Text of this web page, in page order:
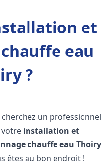
et
eau
?
cherchez un professionnel
installation et
chauffe eau Thoiry
êtes au bon endroit !